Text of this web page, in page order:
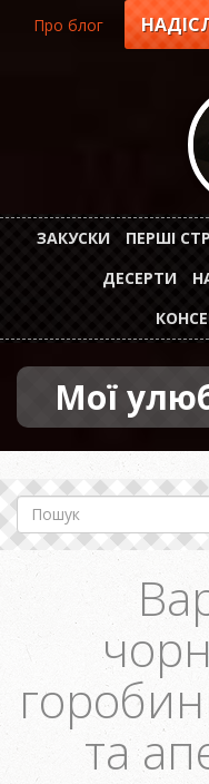
Top
Про блог
меню
ЗАКУСКИ ПЕРШІ
ДЕСЕРТИ
Мої
Пошук
та